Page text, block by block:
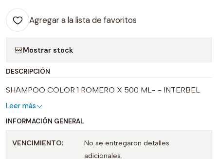
Agregar a la lista de favoritos
Mostrar stock
DESCRIPCIÓN
SHAMPOO COLOR 1 ROMERO X 500 ML- - INTERBEL
Leer más
INFORMACIÓN GENERAL
VENCIMIENTO:
No se entregaron detalles
adicionales.